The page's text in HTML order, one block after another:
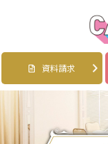
資料請求